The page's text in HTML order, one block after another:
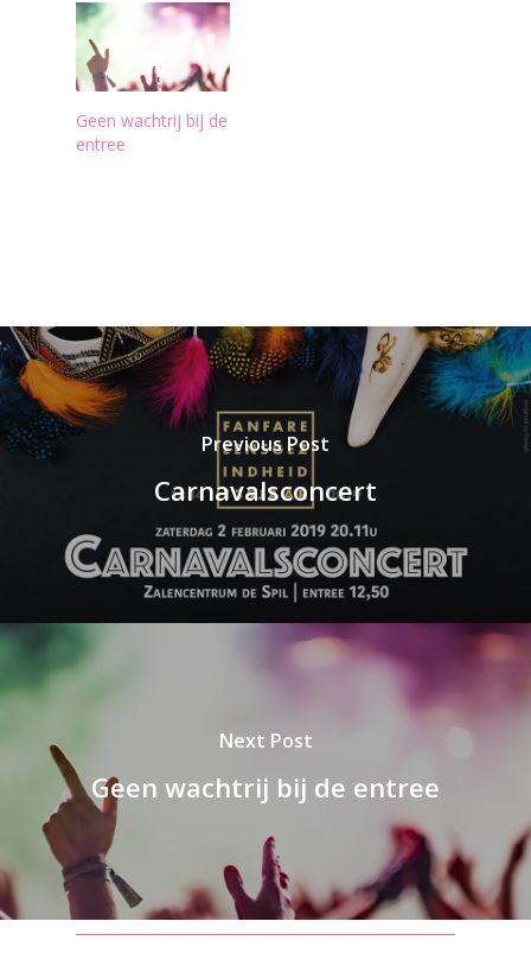
Geen wachtrij bij de
entree
Previous Post
Carnavalsconcert
Next Post
Geen wachtrij bij de entree